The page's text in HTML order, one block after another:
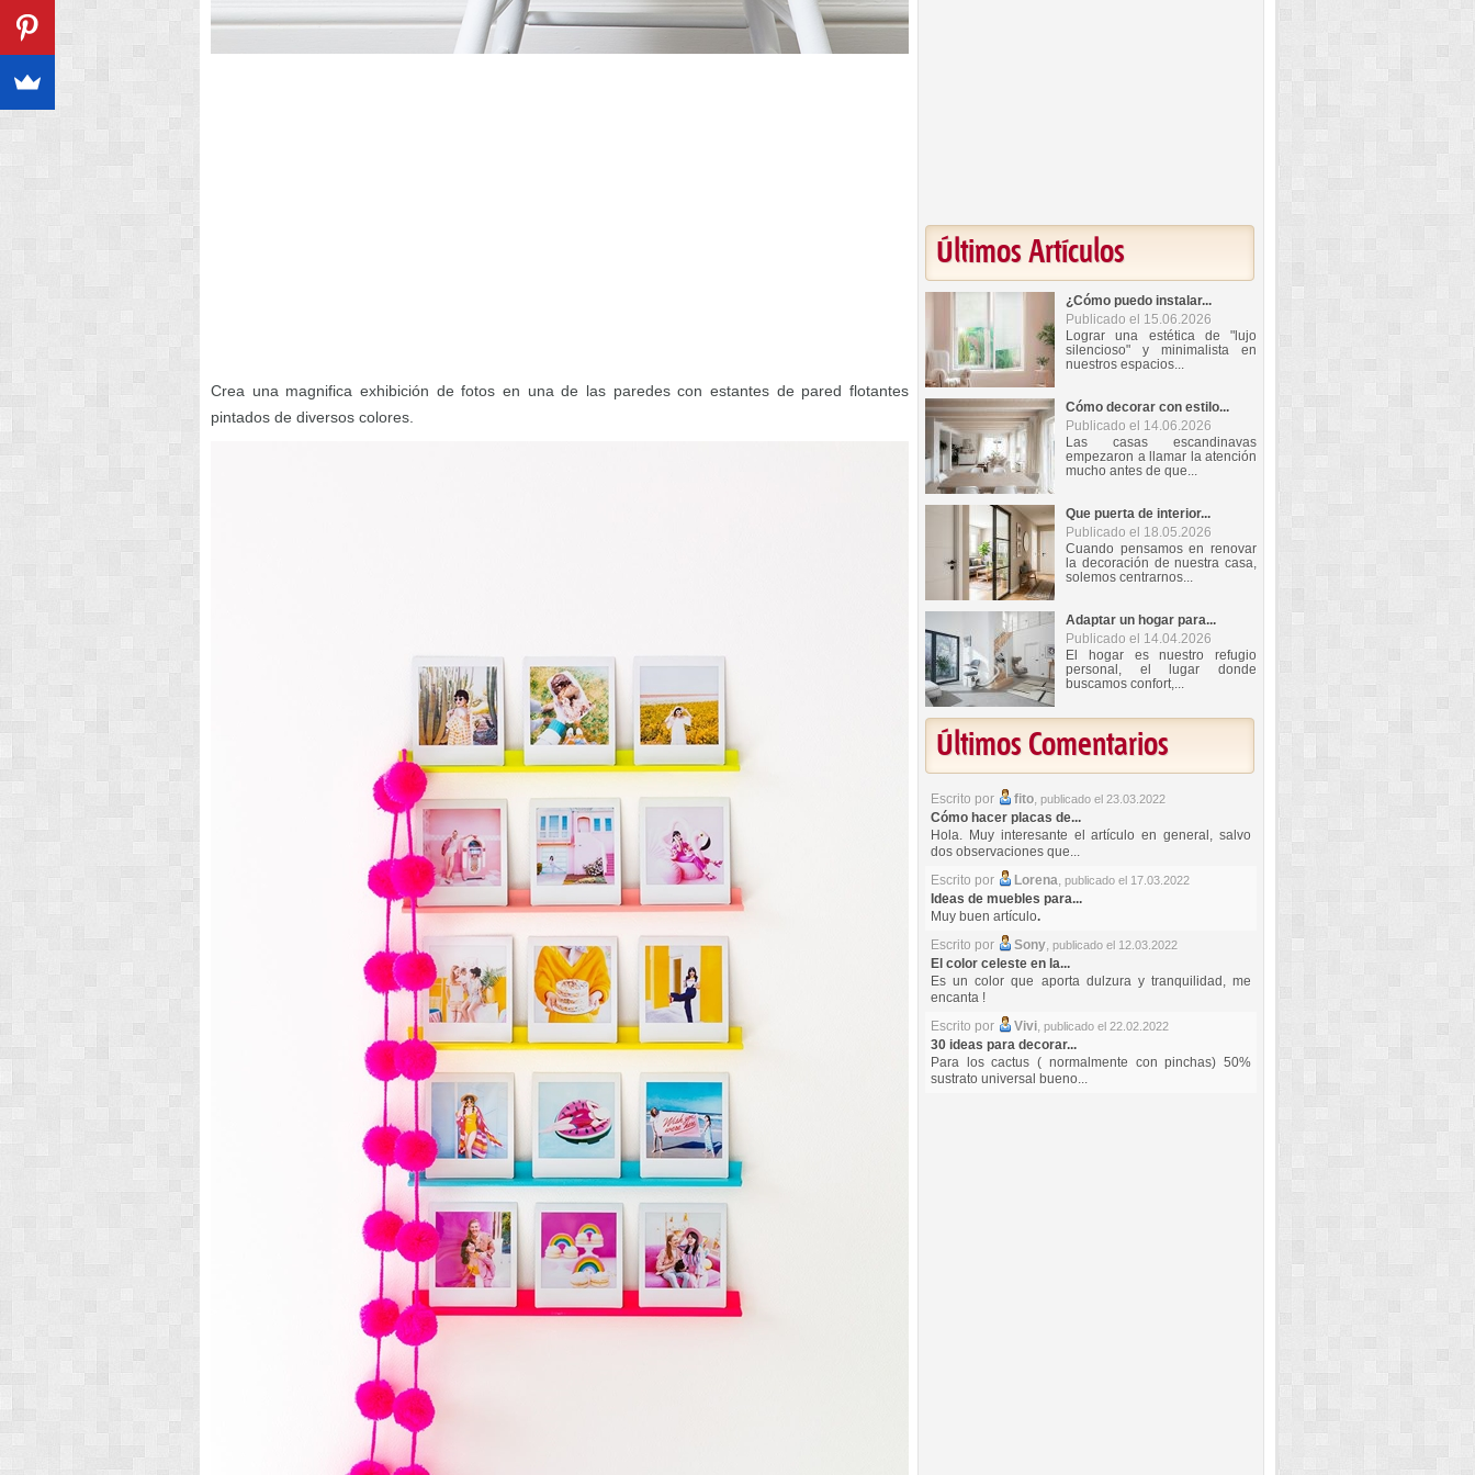
Crea una magnifica exhibición de fotos en una de las paredes con estantes de pared flotantes
pintados de diversos colores.
Últimos Artículos
¿Cómo puedo instalar...
Publicado el 15.06.2026
Lograr una estética de "lujo
silencioso" y minimalista en
nuestros espacios...
Cómo decorar con estilo...
Publicado el 14.06.2026
Las casas escandinavas
empezaron a llamar la atención
mucho antes de que...
Que puerta de interior...
Publicado el 18.05.2026
Cuando pensamos en renovar
la decoración de nuestra casa,
solemos centrarnos...
Adaptar un hogar para...
Publicado el 14.04.2026
El hogar es nuestro refugio
personal, el lugar donde
buscamos confort,...
Últimos Comentarios
Escrito por fito, publicado el 23.03.2022
Cómo hacer placas de...
Hola. Muy interesante el artículo en general, salvo
dos observaciones que...
Escrito por
Lorena, publicado el 17.03.2022
Ideas de muebles para...
Muy buen artículo.
Escrito por
Sony, publicado el 12.03.2022
El color celeste en la...
Es un color que aporta dulzura y tranquilidad, me
encanta !
Escrito por
Vivi, publicado el 22.02.2022
30 ideas para decorar...
Para los cactus ( normalmente con pinchas) 50%
sustrato universal bueno...